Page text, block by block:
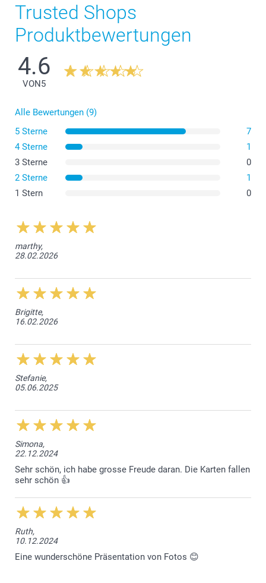
Trusted Shops
Produktbewertungen
4.6
VON5
Alle Bewertungen (9)
5 Sterne
7
4 Sterne
1
3 Sterne
0
2 Sterne
1
1 Stern
0
marthy,
28.02.2026
Brigitte,
16.02.2026
Stefanie,
05.06.2025
Simona,
22.12.2024
Sehr schön, ich habe grosse Freude daran. Die Karten fallen
sehr schön 👍
Ruth,
10.12.2024
Eine wunderschöne Präsentation von Fotos 😊